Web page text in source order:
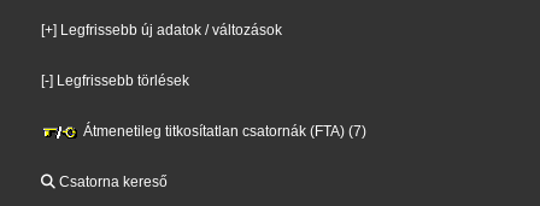
[+] Legfrissebb új adatok / változások
[-] Legfrissebb törlések
Átmenetileg titkosítatlan csatornák (FTA) (7)
Csatorna kereső